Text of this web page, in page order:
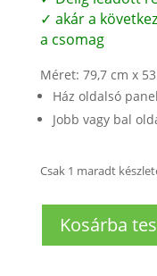
✓ akár a
a csomag
Méret: 79,7 cm x
Ház oldalsó panel
Jobb vagy bal
Csak 1 maradt
oldallap
Kosárba